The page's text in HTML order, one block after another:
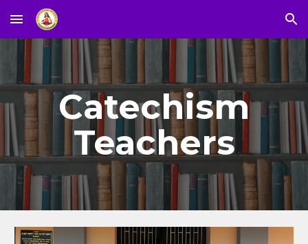
Skip to main content Skip to navigation
Catechism
Teachers